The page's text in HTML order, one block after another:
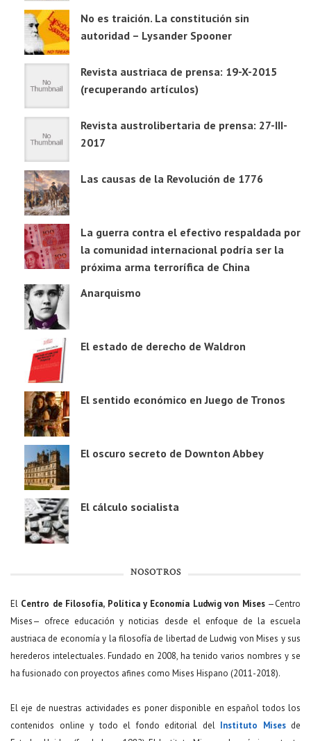
No es traición. La constitución sin
autoridad – Lysander Spooner
Revista austriaca de prensa: 19-X-2015
(recuperando artículos)
Revista austrolibertaria de prensa: 27-III-
2017
Las causas de la Revolución de 1776
La guerra contra el efectivo respaldada por
la comunidad internacional podría ser la
próxima arma terrorífica de China
Anarquismo
El estado de derecho de Waldron
El sentido económico en Juego de Tronos
El oscuro secreto de Downton Abbey
El cálculo socialista
NOSOTROS
El Centro de Filosofía, Política y Economía Ludwig von Mises—Centro
Mises— ofrece educación y noticias desde el enfoque de la escuela
austriaca de economía y la filosofía de libertad de Ludwig von Mises y sus
herederos intelectuales. Fundado en 2008, ha tenido varios nombres y se
ha fusionado con proyectos afines como Mises Hispano (2011-2018).
El eje de nuestras actividades es poner disponible en español todos los
contenidos online y todo el fondo editorial del Instituto Misesde